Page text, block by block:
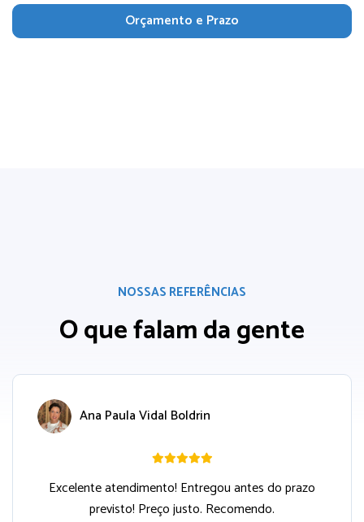
Orçamento e Prazo
NOSSAS REFERÊNCIAS
O que falam da gente
Ana Paula Vidal Boldrin
Excelente atendimento! Entregou antes do prazo
previsto! Preço justo. Recomendo.